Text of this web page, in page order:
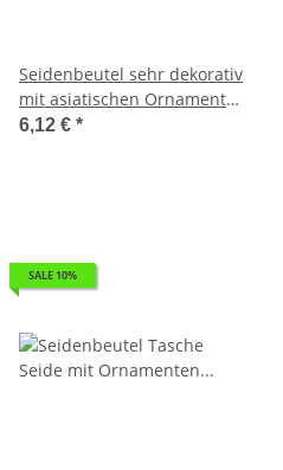
Seidenbeutel sehr dekorativ
mit asiatischen Ornamenten
ca. 21 x 23 cm
6,12 € *
SALE 10%